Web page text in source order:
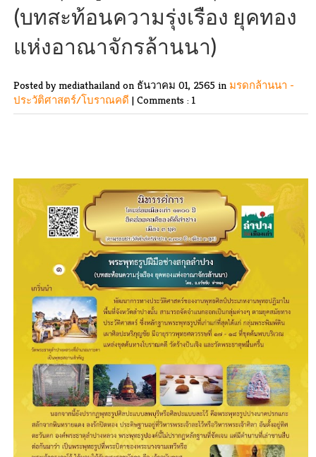
(บทสะท้อนความรุ่งเรือง ยุคทอง
แห่งอาณาจักรล้านนา)
Posted by mediathailand on ธันวาคม 01, 2565 in มรดกล้านนา -
ประวัติศาสตร์/โบราณคดี | Comments : 1